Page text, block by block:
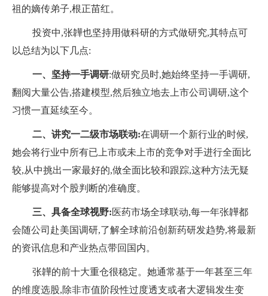
祖的嫡传弟子,根正苗红。
投资中,张韡也坚持用做科研的方式做研究,其特点可
以总结为以下几点:
一、坚持一手调研:做研究员时,她始终坚持一手调研,
翻阅大量公告,搭建模型,然后独立地去上市公司调研,这个
习惯一直延续至今。
二、讲究一二级市场联动:在调研一个新行业的时候,
她会将行业中 所有已上市或未上市的竞争对手进行全面比
较,从中挑出一家最好的,做全面比较和跟踪,这种方法无疑
能够提高对个股判断的准确度。
三、具备全球视野:医药市场全球联动,每一年张韡都
会随公司赴美国调研,了解全球前沿创新药研发趋势,将最新
的资讯信息和产业热点带回国内。
张韡的前十大重仓很稳定。她通常基于一年甚至三年
的维度选股,除非市值阶段性过度透支或者大逻辑发生变